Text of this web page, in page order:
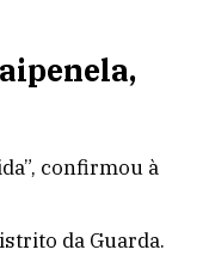
, confirmou à
da Guarda.